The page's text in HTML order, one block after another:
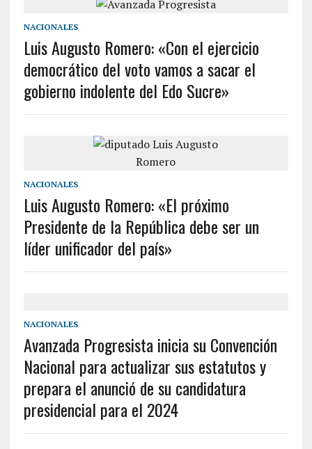
NACIONALES
Luis Augusto Romero: «Con el ejercicio
democrático del voto vamos a sacar el
gobierno indolente del Edo Sucre»
NACIONALES
Luis Augusto Romero: «El próximo
Presidente de la República debe ser un
líder unificador del país»
NACIONALES
Avanzada Progresista inicia su Convención
Nacional para actualizar sus estatutos y
prepara el anunció de su candidatura
presidencial para el 2024